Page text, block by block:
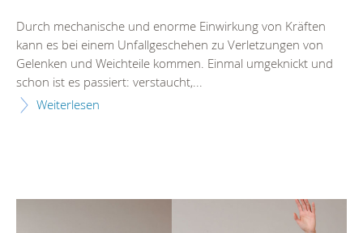
Durch mechanische und enorme Einwirkung von Kräften
kann es bei einem Unfallgeschehen zu Verletzungen von
Gelenken und Weichteile kommen. Einmal umgeknickt und
schon ist es passiert: verstaucht,...
Weiterlesen